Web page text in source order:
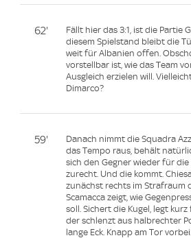
62'
Fällt hier das 3:1, ist die Partie
diesem Spielstand bleibt die
weit für Albanien offen.
vorstellbar ist, wie das Team
Ausgleich erzielen will.
Dimarco?
59'
Danach nimmt die Squadra
das Tempo raus, behält
sich den Gegner wieder für
zurecht. Und die kommt.
zunächst rechts im Strafraum
Scamacca zeigt, wie
soll. Sichert die Kugel, legt
der schlenzt aus halbrechter
lange Eck. Knapp am Tor vorbei.